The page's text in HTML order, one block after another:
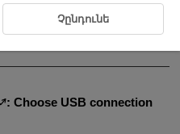
: Choose USB connection
Չընդունե